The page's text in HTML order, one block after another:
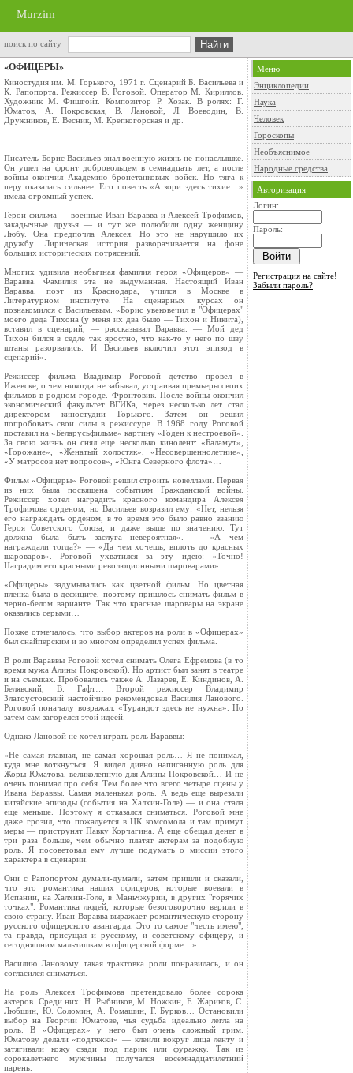
Murzim
поиск по сайту
«ОФИЦЕРЫ»
Киностудия им. М. Горького, 1971 г. Сценарий Б. Васильева и
К. Рапопорта. Режиссер В. Роговой. Оператор М. Кириллов.
Художник М. Фишгойт. Композитор Р. Хозак. В ролях: Г.
Юматов, А. Покровская, В. Лановой, Л. Воеводин, В.
Дружников, Е. Весник, М. Крепкогорская и др.
Писатель Борис Васильев знал военную жизнь не понаслышке.
Он ушел на фронт добровольцем в семнадцать лет, а после
войны окончил Академию бронетанковых войск. Но тяга к
перу оказалась сильнее. Его повесть «А зори здесь тихие…»
имела огромный успех.
Герои фильма — военные Иван Варавва и Алексей Трофимов,
закадычные друзья — и тут же полюбили одну женщину
Любу. Она предпочла Алексея. Но это не нарушило их
дружбу. Лирическая история разворачивается на фоне
больших исторических потрясений.
Многих удивила необычная фамилия героя «Офицеров» —
Варавва. Фамилия эта не выдуманная. Настоящий Иван
Варавва, поэт из Краснодара, учился в Москве в
Литературном институте. На сценарных курсах он
познакомился с Васильевым. «Борис увековечил в "Офицерах"
моего деда Тихона (у меня их два было — Тихон и Никита),
вставил в сценарий, — рассказывал Варавва. — Мой дед
Тихон бился в седле так яростно, что как-то у него по шву
штаны разорвались. И Васильев включил этот эпизод в
сценарий».
Режиссер фильма Владимир Роговой детство провел в
Ижевске, о чем никогда не забывал, устраивая премьеры своих
фильмов в родном городе. Фронтовик. После войны окончил
экономический факультет ВГИКа, через несколько лет стал
директором киностудии Горького. Затем он решил
попробовать свои силы в режиссуре. В 1968 году Роговой
поставил на «Беларусьфильме» картину «Годен к нестроевой».
За свою жизнь он снял еще несколько кинолент: «Баламут»,
«Горожане», «Женатый холостяк», «Несовершеннолетние»,
«У матросов нет вопросов», «Юнга Северного флота»…
Фильм «Офицеры» Роговой решил строить новеллами. Первая
из них была посвящена событиям Гражданской войны.
Режиссер хотел наградить красного командира Алексея
Трофимова орденом, но Васильев возразил ему: «Нет, нельзя
его награждать орденом, в то время это было равно званию
Героя Советского Союза, и даже выше по значению. Тут
должна была быть заслуга невероятная». — «А чем
награждали тогда?» — «Да чем хочешь, вплоть до красных
шароваров». Роговой ухватился за эту идею: «Точно!
Наградим его красными революционными шароварами».
«Офицеры» задумывались как цветной фильм. Но цветная
пленка была в дефиците, поэтому пришлось снимать фильм в
черно-белом варианте. Так что красные шаровары на экране
оказались серыми…
Позже отмечалось, что выбор актеров на роли в «Офицерах»
был снайперским и во многом определил успех фильма.
В роли Вараввы Роговой хотел снимать Олега Ефремова (в то
время мужа Алины Покровской). Но артист был занят в театре
и на съемках. Пробовались также А. Лазарев, Е. Киндинов, А.
Белявский, В. Гафт… Второй режиссер Владимир
Златоустовский настойчиво рекомендовал Василия Ланового.
Роговой поначалу возражал: «Турандот здесь не нужна». Но
затем сам загорелся этой идеей.
Однако Лановой не хотел играть роль Вараввы:
«Не самая главная, не самая хорошая роль… Я не понимал,
куда мне воткнуться. Я видел дивно написанную роль для
Жоры Юматова, великолепную для Алины Покровской… И не
очень понимал про себя. Тем более что всего четыре сцены у
Ивана Вараввы. Самая маленькая роль. А ведь еще вырезали
китайские эпизоды (события на Халхин-Голе) — и она стала
еще меньше. Поэтому я отказался сниматься. Роговой мне
даже грозил, что пожалуется в ЦК комсомола и там примут
меры — приструнят Павку Корчагина. А еще обещал денег в
три раза больше, чем обычно платят актерам за подобную
роль. Я посоветовал ему лучше подумать о миссии этого
характера в сценарии.
Они с Рапопортом думали-думали, затем пришли и сказали,
что это романтика наших офицеров, которые воевали в
Испании, на Халхин-Голе, в Маньчжурии, в других "горячих
точках". Романтика людей, которые безоговорочно верили в
свою страну. Иван Варавва выражает романтическую сторону
русского офицерского авангарда. Это то самое "честь имею",
та правда, присущая и русскому, и советскому офицеру, и
сегодняшним мальчишкам в офицерской форме…»
Василию Лановому такая трактовка роли понравилась, и он
согласился сниматься.
На роль Алексея Трофимова претендовало более сорока
актеров. Среди них: Н. Рыбников, М. Ножкин, Е. Жариков, С.
Любшин, Ю. Соломин, А. Ромашин, Г. Бурков… Остановили
выбор на Георгии Юматове, чья судьба идеально легла на
роль. В «Офицерах» у него был очень сложный грим.
Юматову делали «подтяжки» — клеили вокруг лица ленту и
затягивали кожу сзади под парик или фуражку. Так из
сорокалетнего мужчины получался восемнадцатилетний
парень.
Меню
Энциклопедии
Наука
Человек
Гороскопы
Необъяснимое
Народные средства
Авторизация
Логин:
Пароль:
Регистрация на сайте!
Забыли пароль?